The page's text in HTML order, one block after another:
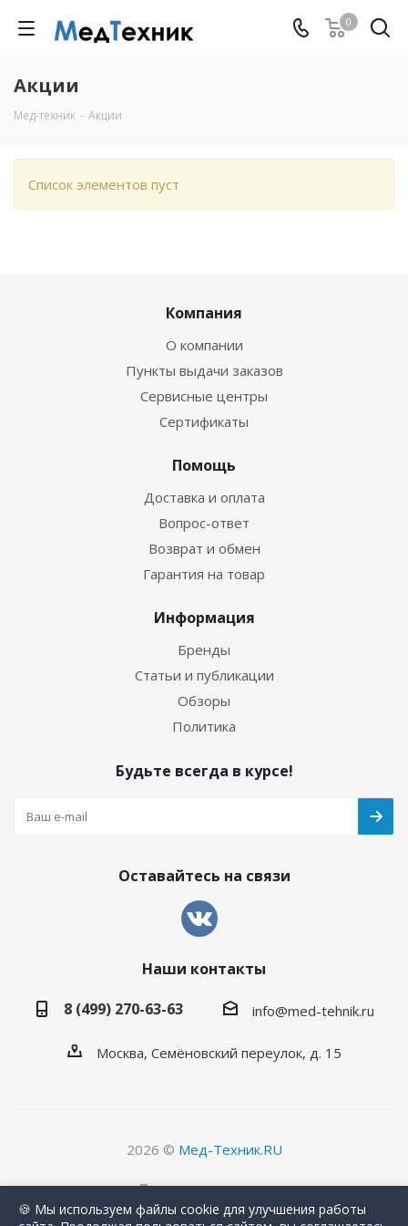
0
Акции
Мед-техник - Акции
Список элементов пуст
Компания
О компании
Пункты выдачи заказов
Сервисные центры
Сертификаты
Помощь
Доставка и оплата
Вопрос-ответ
Возврат и обмен
Гарантия на товар
Информация
Бренды
Статьи и публикации
Обзоры
Политика
Будьте всегда в курсе!
Оставайтесь на связи
Наши контакты
8 (499) 270-63-63
info@med-tehnik.ru
Москва, Семёновский переулок, д. 15
2026 © Мед-Техник.RU
Версия для печати
🍪 Мы используем файлы cookie для улучшения работы